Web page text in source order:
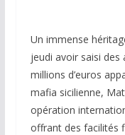
Un immense
jeudi avoir saisi des
millions d’euros
mafia sicilienne,
opération
offrant des facilités